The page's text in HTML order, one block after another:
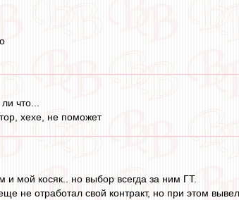
что...
хехе, не поможет
и мой косяк.. но выбор всегда за ним ГТ.
отработал свой контракт, но при этом